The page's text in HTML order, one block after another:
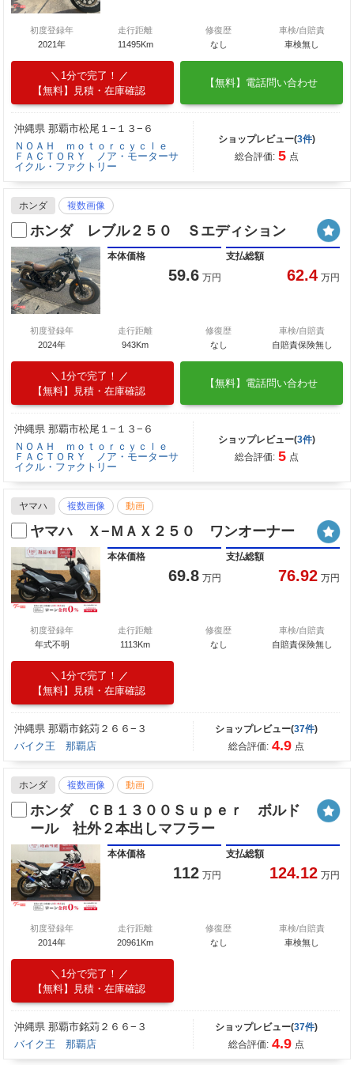
初度登録年
2021年
走行距離
11495Km
修復歴
なし
車検/自賠責
車検無し
1分で完了！
【無料】見積・在庫確認
【無料】電話問い合わせ
沖縄県 那覇市松尾１−１３−６
ＮＯＡＨ ｍｏｔｏｒｃｙｃｌｅ
ＦＡＣＴＯＲＹ ノア・モーターサ
イクル・ファクトリー
ショップレビュー(3件)
総合評価: 5 点
ホンダ 複数画像
ホンダ レブル２５０ Ｓエディション
本体価格
59.6 万円
支払総額
62.4 万円
初度登録年
2024年
走行距離
943Km
修復歴
なし
車検/自賠責
自賠責保険無し
1分で完了！
【無料】見積・在庫確認
【無料】電話問い合わせ
沖縄県 那覇市松尾１−１３−６
ＮＯＡＨ ｍｏｔｏｒｃｙｃｌｅ
ＦＡＣＴＯＲＹ ノア・モーターサ
イクル・ファクトリー
ショップレビュー(3件)
総合評価: 5 点
ヤマハ 複数画像 動画
ヤマハ Ｘ−ＭＡＸ２５０ ワンオーナー
本体価格
69.8 万円
支払総額
76.92 万円
初度登録年
年式不明
走行距離
1113Km
修復歴
なし
車検/自賠責
自賠責保険無し
1分で完了！
【無料】見積・在庫確認
沖縄県 那覇市銘苅２６６−３
バイク王 那覇店
ショップレビュー(37件)
総合評価: 4.9 点
ホンダ 複数画像 動画
ホンダ ＣＢ１３００Ｓｕｐｅｒ ボルド
ール 社外２本出しマフラー
本体価格
112 万円
支払総額
124.12 万円
初度登録年
2014年
走行距離
20961Km
修復歴
なし
車検/自賠責
車検無し
1分で完了！
【無料】見積・在庫確認
沖縄県 那覇市銘苅２６６−３
バイク王 那覇店
ショップレビュー(37件)
総合評価: 4.9 点